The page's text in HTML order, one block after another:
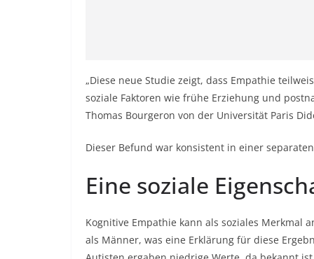
„Diese neue Studie zeigt, dass Empathie
soziale Faktoren wie frühe Erziehung und
Thomas Bourgeron von der Universität Paris
Dieser Befund war konsistent in einer
Eine soziale
Kognitive Empathie kann als soziales Merkmal
als Männer, was eine Erklärung für diese